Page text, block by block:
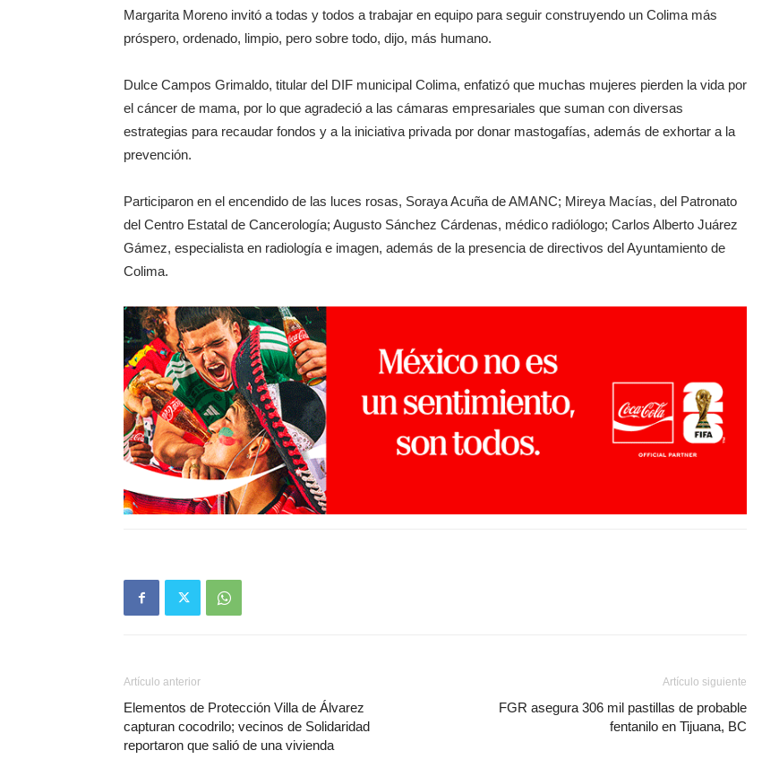
Margarita Moreno invitó a todas y todos a trabajar en equipo para seguir construyendo un Colima más
próspero, ordenado, limpio, pero sobre todo, dijo, más humano.
Dulce Campos Grimaldo, titular del DIF municipal Colima, enfatizó que muchas mujeres pierden la vida por
el cáncer de mama, por lo que agradeció a las cámaras empresariales que suman con diversas
estrategias para recaudar fondos y a la iniciativa privada por donar mastogafías, además de exhortar a la
prevención.
Participaron en el encendido de las luces rosas, Soraya Acuña de AMANC; Mireya Macías, del Patronato
del Centro Estatal de Cancerología; Augusto Sánchez Cárdenas, médico radiólogo; Carlos Alberto Juárez
Gámez, especialista en radiología e imagen, además de la presencia de directivos del Ayuntamiento de
Colima.
Artículo anterior
Elementos de Protección Villa de Álvarez
capturan cocodrilo; vecinos de Solidaridad
reportaron que salió de una vivienda
Artículo siguiente
FGR asegura 306 mil pastillas de probable
fentanilo en Tijuana, BC